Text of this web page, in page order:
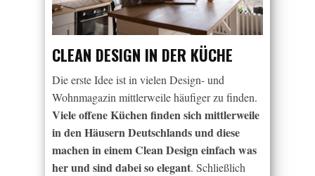
CLEAN DESIGN IN DER KÜCHE
Die erste Idee ist in vielen Design- und
Wohnmagazin mittlerweile häufiger zu finden.
Viele offene Küchen finden sich mittlerweile
in den Häusern Deutschlands und diese
machen in einem Clean Design einfach was
her und sind dabei so elegant. Schließlich